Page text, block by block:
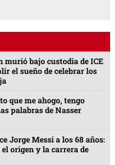
murió bajo custodia de ICE
el sueño de celebrar los
que me ahogo, tengo
palabras de Nasser
Jorge Messi a los 68 años:
origen y la carrera de